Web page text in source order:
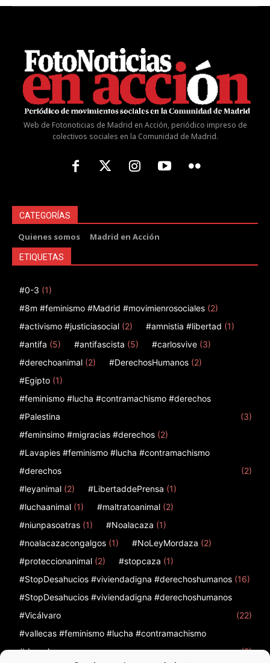
Web de Fotonoticias de Madrid en Acción, periódico impreso de
colectivos sociales en la Comunidad de Madrid.
CATEGORÍAS
Quienes somos Madrid en Acción
ETIQUETAS
#0-3 (1)
#8m #feminismo #Madrid #movimienrosociales (2)
#activismo #justiciasocial (2) #amnistia #libertad (1)
#antifa (5) #antifascista (5) #carlosvive (3)
#derechoanimal (2) #DerechosHumanos (2)
#Egipto (1)
#feminismo #lucha #contramachismo #derechos
#Palestina
(3)
#feminsimo #migracias #derechos (2)
#Lavapies #feminismo #lucha #contramachismo
#derechos
(2)
#leyanimal (2) #LibertaddePrensa (1)
#luchaanimal (1) #maltratoanimal (2)
#niunpasoatras (1) #Noalacaza (1)
#noalacazacongalgos (1) #NoLeyMordaza (2)
#proteccionanimal (2) #stopcaza (1)
#StopDesahucios #viviendadigna #derechoshumanos (16)
#StopDesahucios #viviendadigna #derechoshumanos
#Vicálvaro
(22)
#vallecas #feminismo #lucha #contramachismo
#derechos
(2)